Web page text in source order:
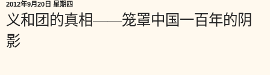
2012年9月20日 星期四
义和团的真相——笼罩中国一百年的阴
影